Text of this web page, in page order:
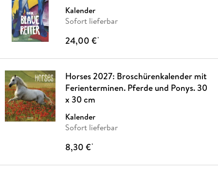
Kalender
Sofort lieferbar
24,00 €*
Horses 2027: Broschürenkalender mit
Ferienterminen. Pferde und Ponys. 30
x 30 cm
Kalender
Sofort lieferbar
8,30 €*